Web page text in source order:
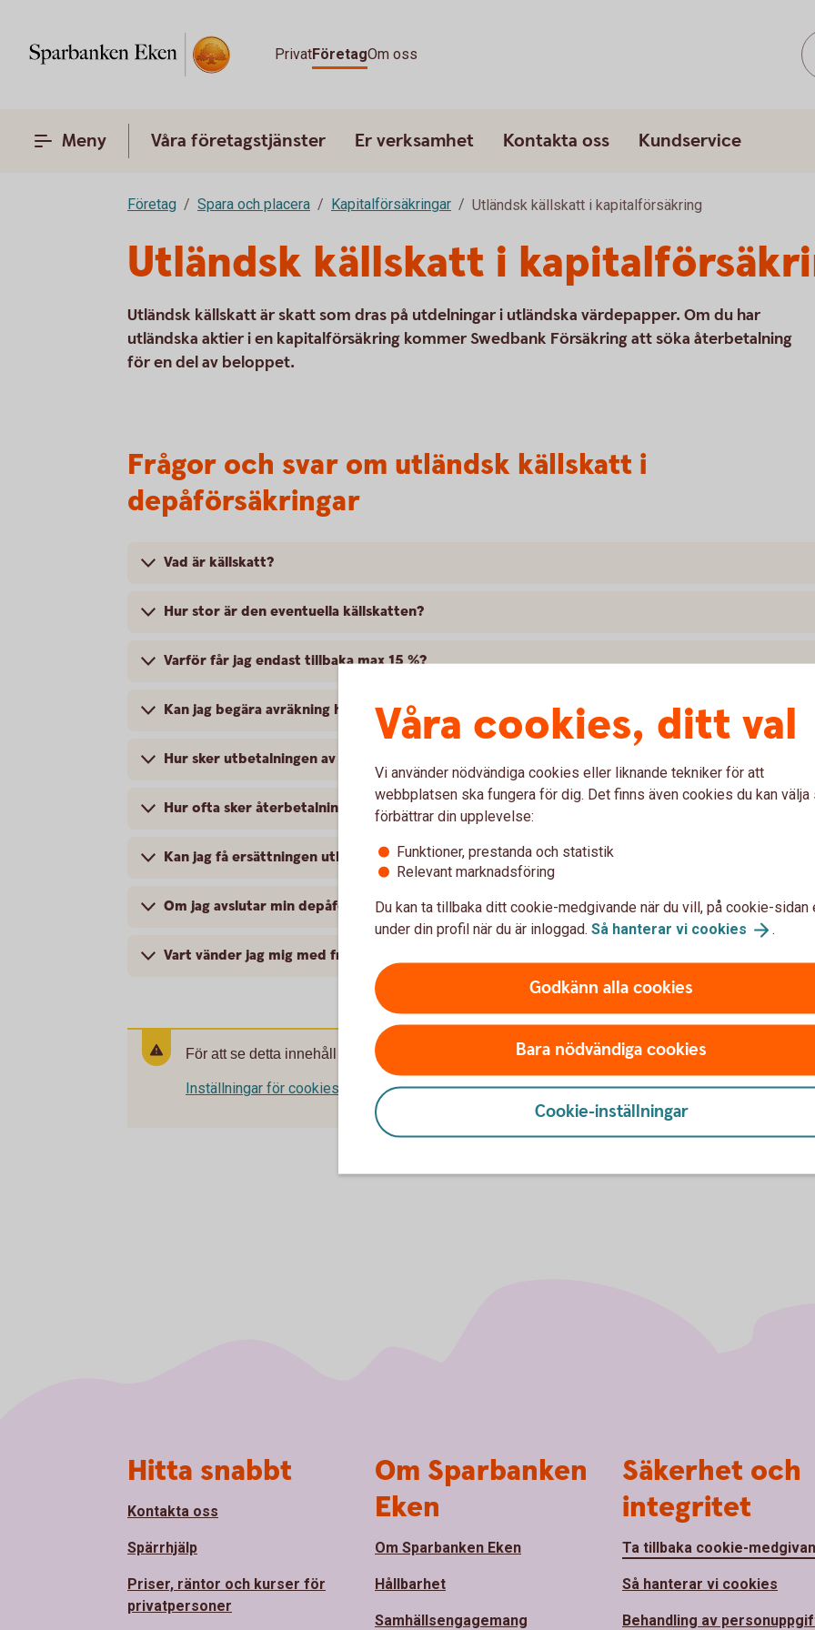
PrivatFöretagOm oss
Meny Våra företagstjänster Er verksamhet Kontakta oss Kundservice
Företag Spara och placera Kapitalförsäkringar Utländsk källskatt i kapitalförsäkring
Utländsk källskatt i
Utländsk källskatt är skatt som dras på utdelningar i utländska värdepapper. Om du har
utländska aktier i en kapitalförsäkring kommer Swedbank Försäkring att söka återbetalning
för en del av beloppet.
Frågor och svar om utländsk källskatt i
depåförsäkringar
Vad är källskatt?
Hur stor är den eventuella källskatten?
Varför får jag endast tillbaka max 15 %?
Kan jag begära avräkning hos Skatteverket gällande källskatten på min försäkring?
Hur sker utbetalningen av den källskatt som jag får tillbaka?
Hur ofta sker återbetalning av källskatten?
Kan jag få ersättningen utbetalt till ett vanligt konto utanför försäkringen?
Om jag avslutar min depåförsäkring, får jag ändå ta del av eventuell återbetalning av utländsk
Vart vänder jag mig med frågor?
För att se detta innehåll behöver du först godkänna cookies för Funktioner, prestanda och statistik.
Inställningar för cookies
Våra cookies, ditt val
Vi använder nödvändiga cookies eller liknande tekniker för att
webbplatsen ska fungera för dig. Det finns även cookies du kan välja
förbättrar din upplevelse:
Funktioner, prestanda och statistik
Relevant marknadsföring
Du kan ta tillbaka ditt cookie-medgivande när du vill, på cookie-sidan
under din profil när du är inloggad. Så hanterar vi cookies .
Godkänn alla cookies
Bara nödvändiga cookies
Cookie-inställningar
Hitta snabbt
Kontakta oss
Spärrhjälp
Priser, räntor och kurser för
privatpersoner
Om Sparbanken
Eken
Om Sparbanken Eken
Hållbarhet
Samhällsengagemang
Säkerhet och
integritet
Ta tillbaka cookie-
Så hanterar vi cookies
Behandling av